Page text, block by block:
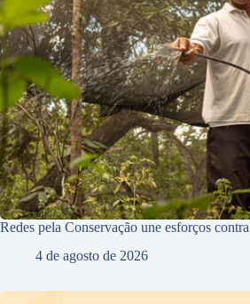
Redes pela Conservação une esforços
4 de agosto de 2026